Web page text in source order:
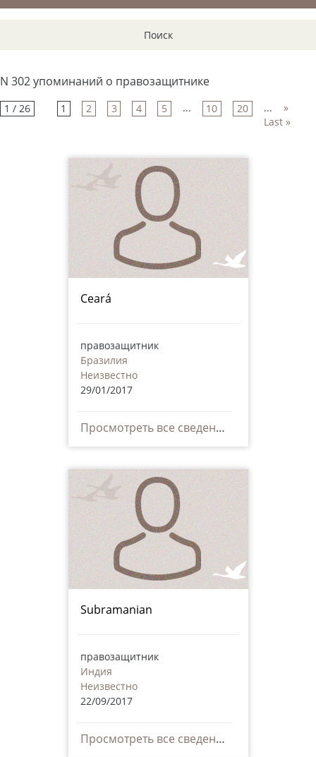
Поиск
N 302 упоминаний о правозащитнике
1 / 26 1 2 3 4 5 ... 10 20 ...
»
Last »
Ceará
правозащитник
Бразилия
Неизвестно
29/01/2017
Просмотреть все сведения
Subramanian
правозащитник
Индия
Неизвестно
22/09/2017
Просмотреть все сведения